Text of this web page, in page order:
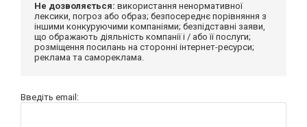
Не дозволяється: використання ненормативної
лексики, погроз або образ; безпосереднє порівняння з
іншими конкуруючими компаніями; безпідставні заяви,
що ображають діяльність компанії і / або її послуги;
розміщення посилань на сторонні інтернет-ресурси;
реклама та самореклама.
Введіть email: